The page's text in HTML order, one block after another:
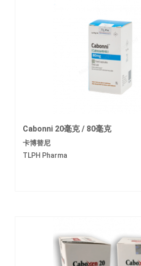
Cabonni 20毫克 / 80毫克
卡博替尼
TLPH Pharma